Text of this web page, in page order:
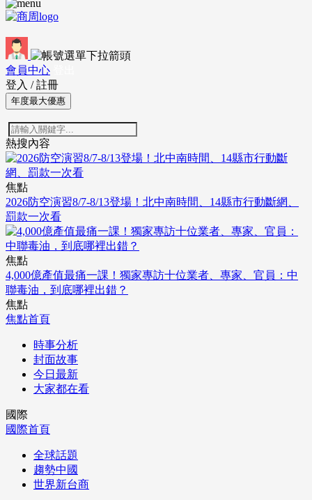
會員中心
登入 / 註冊
年度最大優惠
熱搜內容
焦點
2026防空演習8/7-8/13登場！北中南時間、14縣市行動斷網、
罰款一次看
焦點
4,000億產值最痛一課！獨家專訪十位業者、專家、官員：中
聯毒油，到底哪裡出錯？
焦點
焦點首頁
時事分析
封面故事
今日最新
大家都在看
國際
國際首頁
全球話題
趨勢中國
世界新台商